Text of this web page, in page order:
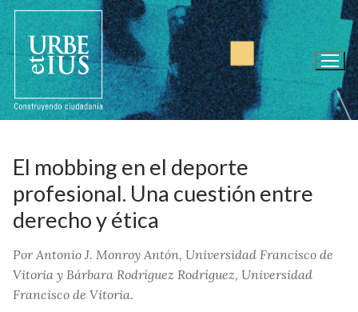
Ir
contenido
El mobbing en el deporte
profesional. Una cuestión entre
derecho y ética
Por Antonio J. Monroy Antón, Universidad Francisco de
Vitoria y Bárbara Rodríguez Rodríguez, Universidad
Francisco de Vitoria.